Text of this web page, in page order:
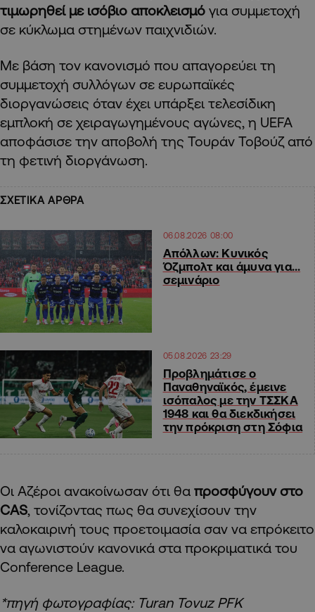
τιμωρηθεί με ισόβιο αποκλεισμό για συμμετοχή
σε κύκλωμα στημένων παιχνιδιών.
Με βάση τον κανονισμό που απαγορεύει τη
συμμετοχή συλλόγων σε ευρωπαϊκές
διοργανώσεις όταν έχει υπάρξει τελεσίδικη
εμπλοκή σε χειραγωγημένους αγώνες, η UEFA
αποφάσισε την αποβολή της Τουράν Τοβούζ από
τη φετινή διοργάνωση.
ΣΧΕΤΙΚΑ ΑΡΘΡΑ
06.08.2026 08:00
Απόλλων: Κυνικός
Όζμπολτ και άμυνα για…
σεμινάριο
05.08.2026 23:29
Προβλημάτισε ο
Παναθηναϊκός, έμεινε
ισόπαλος με την ΤΣΣΚΑ
1948 και θα διεκδικήσει
την πρόκριση στη Σόφια
Οι Αζέροι ανακοίνωσαν ότι θα προσφύγουν στο
CAS, τονίζοντας πως θα συνεχίσουν την
καλοκαιρινή τους προετοιμασία σαν να επρόκειτο
να αγωνιστούν κανονικά στα προκριματικά του
Conference League.
*πηγή φωτογραφίας: Turan Tovuz PFK